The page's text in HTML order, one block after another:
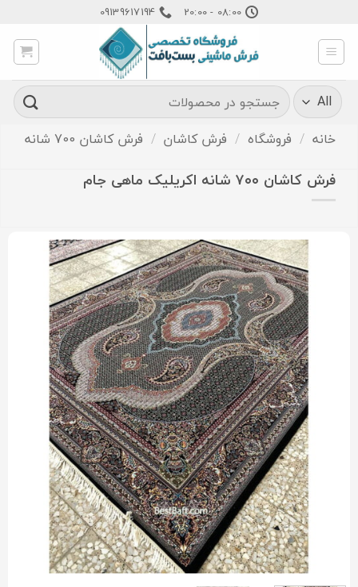
content
08:00 - 20:00
09139617194
جستجو
برای:
خانه / فروشگاه / فرش کاشان / فرش کاشان 700 شانه
فرش کاشان ۷۰۰ شانه اکریلیک ماهی جام